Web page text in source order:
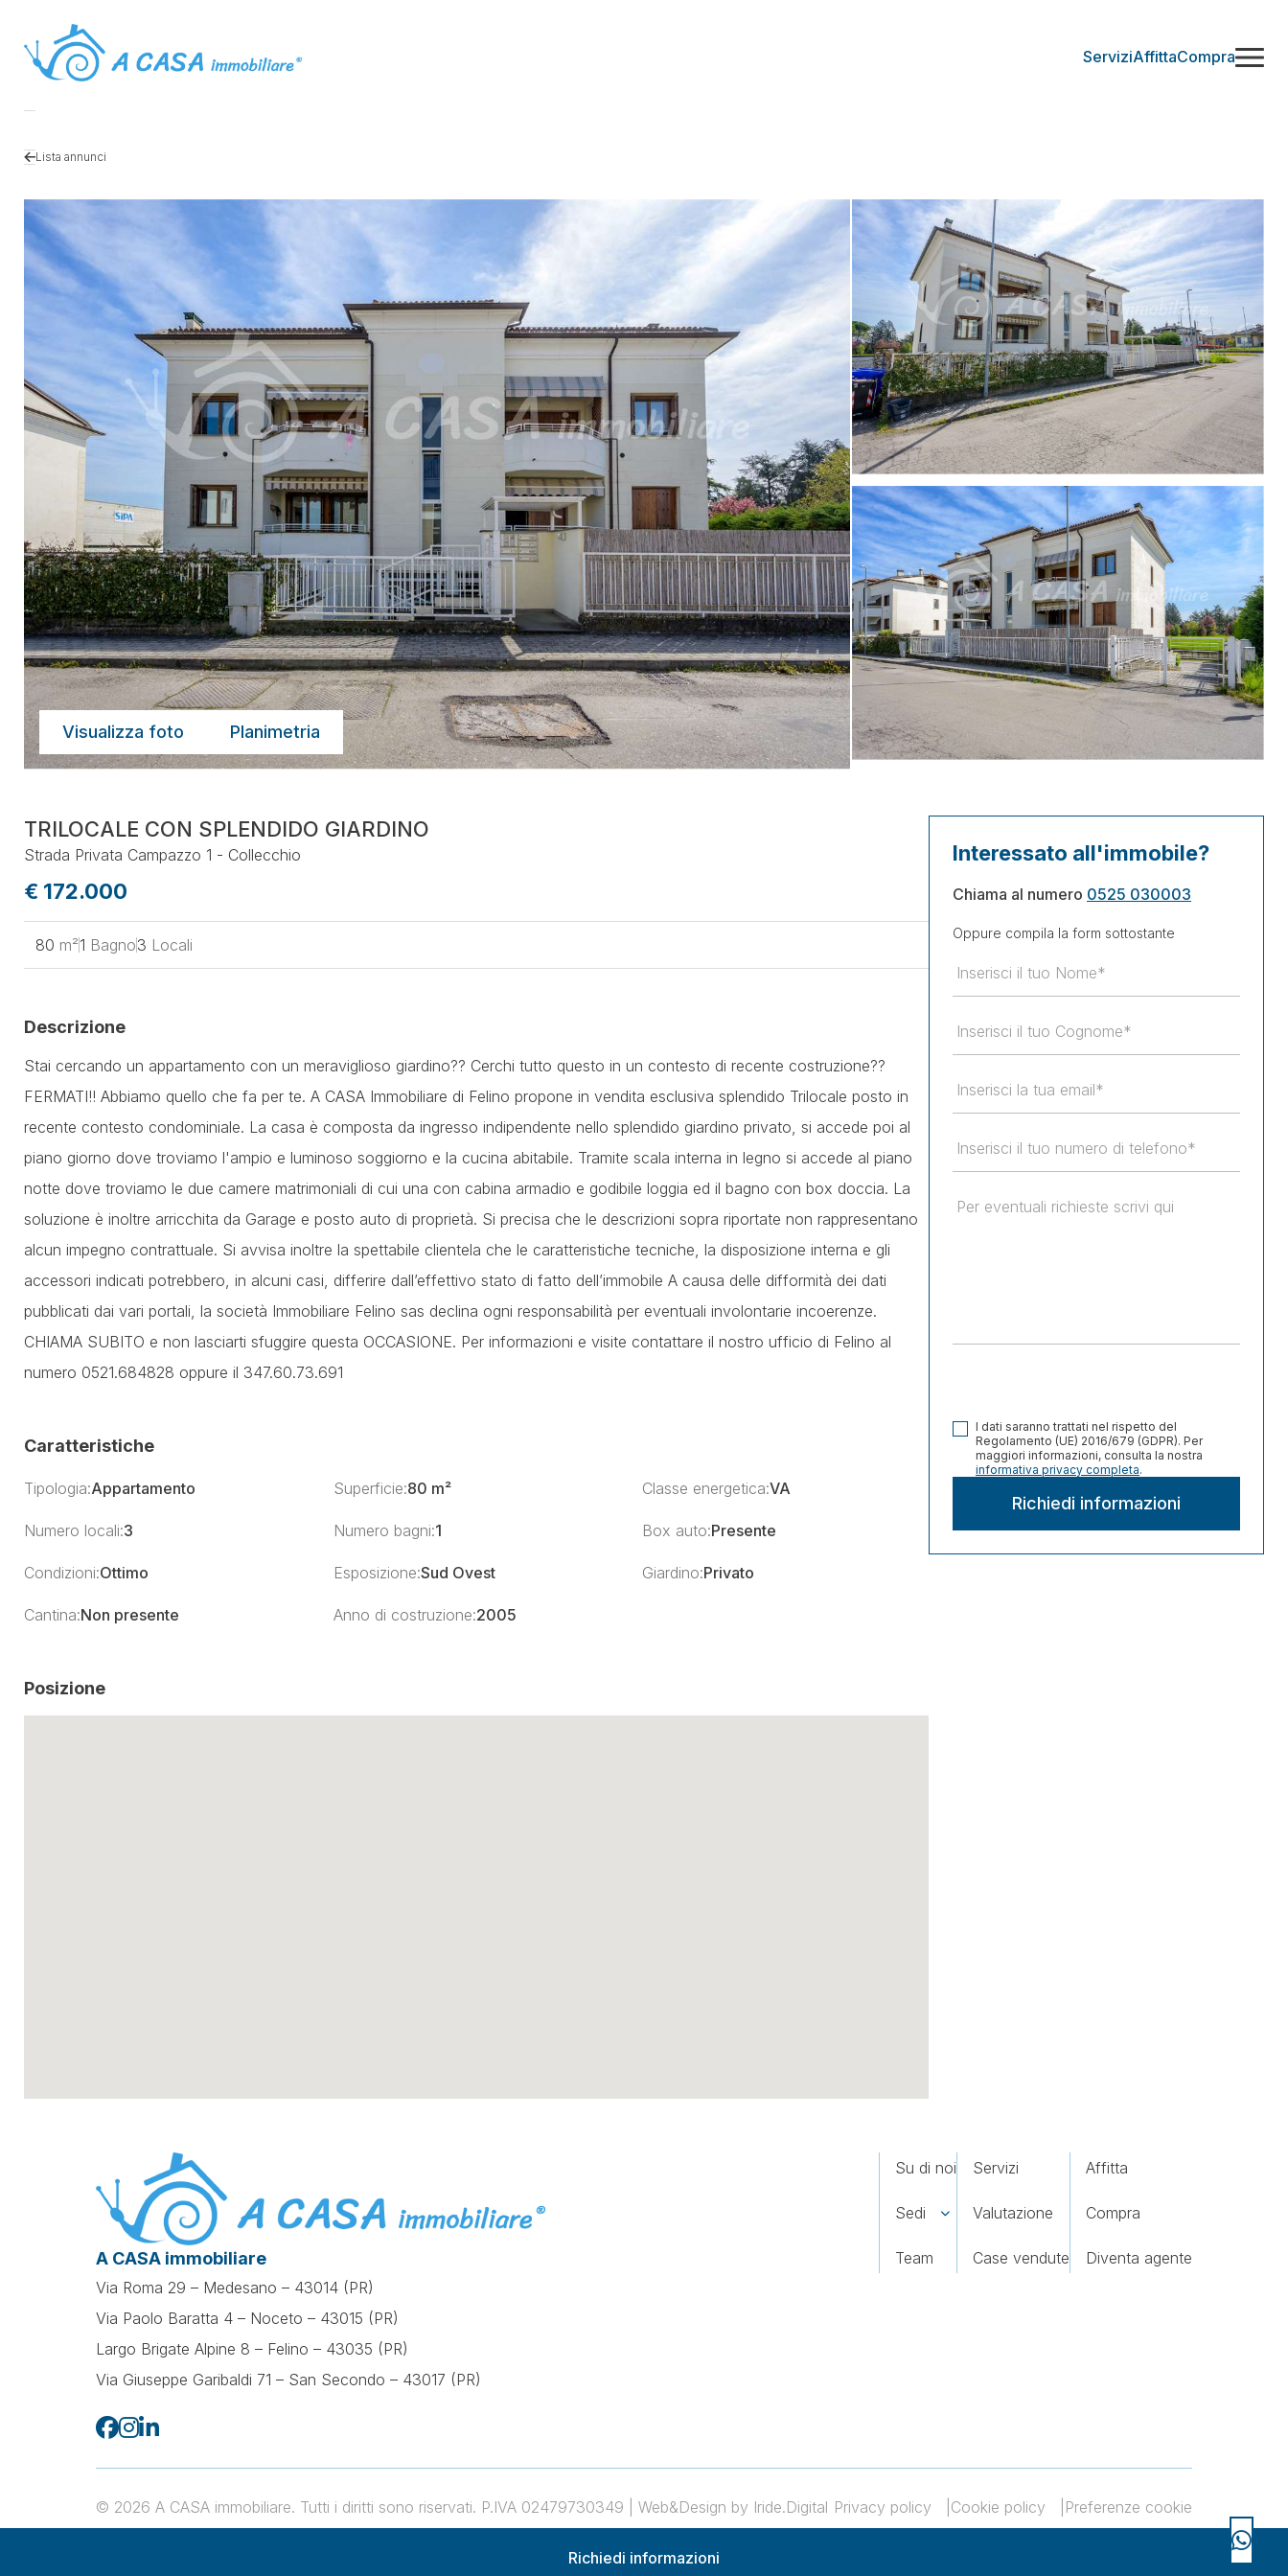
ServiziAffittaCompra
Lista annunci
Visualizza foto Planimetria
TRILOCALE CON SPLENDIDO GIARDINO
Strada Privata Campazzo 1 - Collecchio
€ 172.000
80 m²1 Bagno3 Locali
Descrizione
Stai cercando un appartamento con un meraviglioso giardino?? Cerchi tutto questo in un contesto di recente costruzione??
FERMATI!! Abbiamo quello che fa per te. A CASA Immobiliare di Felino propone in vendita esclusiva splendido Trilocale posto in
recente contesto condominiale. La casa è composta da ingresso indipendente nello splendido giardino privato, si accede poi al
piano giorno dove troviamo l'ampio e luminoso soggiorno e la cucina abitabile. Tramite scala interna in legno si accede al piano
notte dove troviamo le due camere matrimoniali di cui una con cabina armadio e godibile loggia ed il bagno con box doccia. La
soluzione è inoltre arricchita da Garage e posto auto di proprietà. Si precisa che le descrizioni sopra riportate non rappresentano
alcun impegno contrattuale. Si avvisa inoltre la spettabile clientela che le caratteristiche tecniche, la disposizione interna e gli
accessori indicati potrebbero, in alcuni casi, differire dall’effettivo stato di fatto dell’immobile A causa delle difformità dei dati
pubblicati dai vari portali, la società Immobiliare Felino sas declina ogni responsabilità per eventuali involontarie incoerenze.
CHIAMA SUBITO e non lasciarti sfuggire questa OCCASIONE. Per informazioni e visite contattare il nostro ufficio di Felino al
numero 0521.684828 oppure il 347.60.73.691
Caratteristiche
Tipologia:Appartamento Superficie:80 m² Classe energetica:VA
Numero locali:3 Numero bagni:1 Box auto:Presente
Condizioni:Ottimo Esposizione:Sud Ovest Giardino:Privato
Cantina:Non presente Anno di costruzione:2005
Posizione
Interessato all'immobile?
Chiama al numero 0525 030003
Oppure compila la form sottostante
I dati saranno trattati nel rispetto del
Regolamento (UE) 2016/679 (GDPR). Per
maggiori informazioni, consulta la nostra
informativa privacy completa.
Richiedi informazioni
A CASA immobiliare
Via Roma 29 – Medesano – 43014 (PR)
Via Paolo Baratta 4 – Noceto – 43015 (PR)
Largo Brigate Alpine 8 – Felino – 43035 (PR)
Via Giuseppe Garibaldi 71 – San Secondo – 43017 (PR)
Su di noi
Sedi
Team
Servizi
Valutazione
Case vendute
Affitta
Compra
Diventa agente
© 2026 A CASA immobiliare. Tutti i diritti sono riservati. P.IVA 02479730349 | Web&Design by Iride.Digital Privacy policy Cookie policy Preferenze cookie